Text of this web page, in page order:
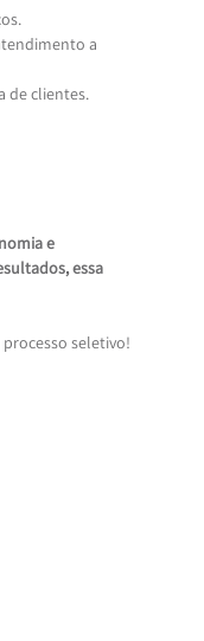
de clientes.
e
essa
seletivo!